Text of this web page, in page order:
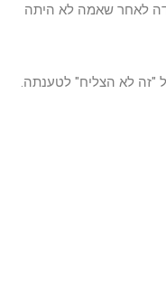
לאחר שאמה לא היתה
"זה לא הצליח" לטענתה.